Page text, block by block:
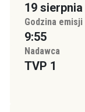
19 sierpnia
Godzina emisji
9:55
Nadawca
TVP 1